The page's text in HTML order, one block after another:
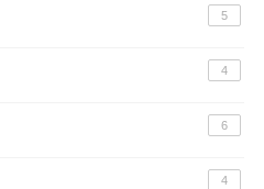
5
4
6
4